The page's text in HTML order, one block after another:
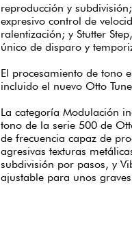
reproducción y
expresivo control de
ralentización; y Stutter
único de disparo y
El procesamiento de tono
incluido el nuevo Otto
La categoría Modulación
tono de la serie 500 de
de frecuencia capaz de
agresivas texturas
subdivisión por pasos, y
ajustable para unos